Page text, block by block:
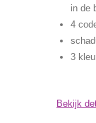
in de
4
3
Bekijk